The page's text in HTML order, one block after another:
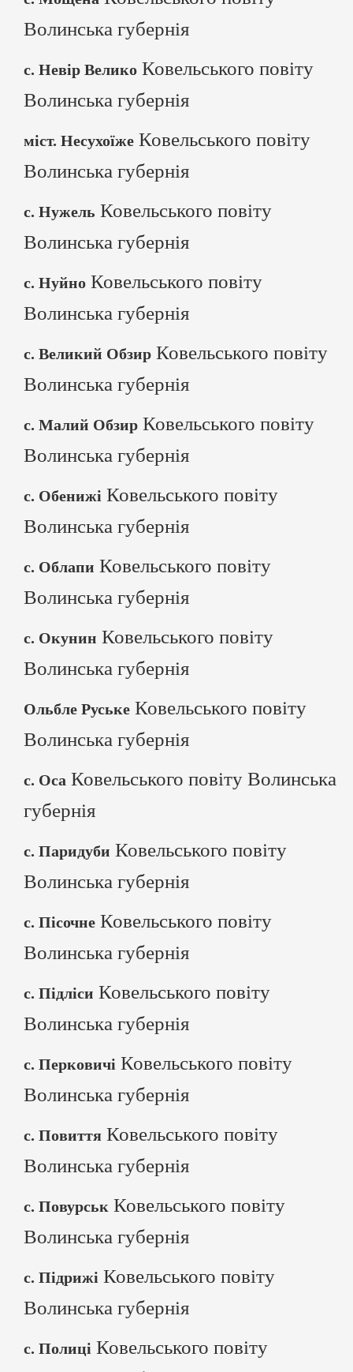
Волинська губернія
с. Невір Велико Ковельського повіту
Волинська губернія
міст. Несухоїже Ковельського повіту
Волинська губернія
с. Нужель Ковельського повіту
Волинська губернія
с. Нуйно Ковельського повіту
Волинська губернія
с. Великий Обзир Ковельського повіту
Волинська губернія
с. Малий Обзир Ковельського повіту
Волинська губернія
с. Обенижі Ковельського повіту
Волинська губернія
с. Облапи Ковельського повіту
Волинська губернія
с. Окунин Ковельського повіту
Волинська губернія
Ольбле Руське Ковельського повіту
Волинська губернія
с. Оса Ковельського повіту Волинська
губернія
с. Паридуби Ковельського повіту
Волинська губернія
с. Пісочне Ковельського повіту
Волинська губернія
с. Підліси Ковельського повіту
Волинська губернія
с. Перковичі Ковельського повіту
Волинська губернія
с. Повиття Ковельського повіту
Волинська губернія
с. Повурськ Ковельського повіту
Волинська губернія
с. Підрижі Ковельського повіту
Волинська губернія
с. Полиці Ковельського повіту